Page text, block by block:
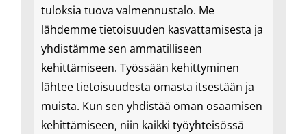
tuloksia tuova valmennustalo. Me
lähdemme tietoisuuden kasvattamisesta ja
yhdistämme sen ammatilliseen
kehittämiseen. Työssään kehittyminen
lähtee tietoisuudesta omasta itsestään ja
muista. Kun sen yhdistää oman osaamisen
kehittämiseen, niin kaikki työyhteisössä